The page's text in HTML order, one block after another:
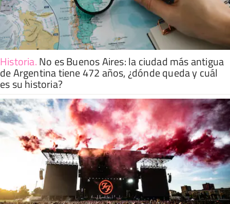
Historia.No es Buenos Aires: la ciudad más antigua
de Argentina tiene 472 años, ¿dónde queda y cuál
es su historia?